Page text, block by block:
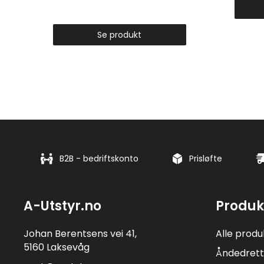
Se produkt
B2B - bedriftskonto Prisløfte
A-Utstyr.no
Johan Berentsens vei 41,
5160 Laksevåg
Alle